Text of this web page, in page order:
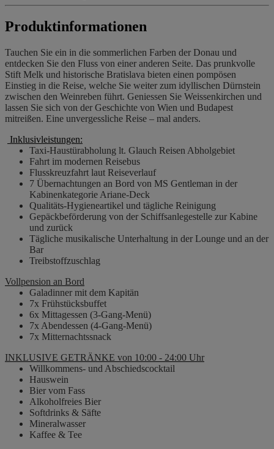
Produktinformationen
Tauchen Sie ein in die sommerlichen Farben der Donau und
entdecken Sie den Fluss von einer anderen Seite. Das prunkvolle
Stift Melk und historische Bratislava bieten einen pompösen
Einstieg in die Reise, welche Sie weiter zum idyllischen Dürnstein
zwischen den Weinreben führt. Geniessen Sie Weissenkirchen und
lassen Sie sich von der Geschichte von Wien und Budapest
mitreißen. Eine unvergessliche Reise – mal anders.
Inklusivleistungen:
Taxi-Haustürabholung lt. Glauch Reisen Abholgebiet
Fahrt im modernen Reisebus
Flusskreuzfahrt laut Reiseverlauf
7 Übernachtungen an Bord von MS Gentleman in der
Kabinenkategorie Ariane-Deck
Qualitäts-Hygieneartikel und tägliche Reinigung
Gepäckbeförderung von der Schiffsanlegestelle zur Kabine
und zurück
Tägliche musikalische Unterhaltung in der Lounge und an der
Bar
Treibstoffzuschlag
Vollpension an Bord
Galadinner mit dem Kapitän
7x Frühstücksbuffet
6x Mittagessen (3-Gang-Menü)
7x Abendessen (4-Gang-Menü)
7x Mitternachtssnack
INKLUSIVE GETRÄNKE von 10:00 - 24:00 Uhr
Willkommens- und Abschiedscocktail
Hauswein
Bier vom Fass
Alkoholfreies Bier
Softdrinks & Säfte
Mineralwasser
Kaffee & Tee